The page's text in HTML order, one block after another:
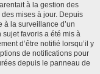
à la gestion des
mises à jour. Depuis
à la surveillance d’un
sujet favoris a été mis à
d’être notifié lorsqu’il y
de notifications pour
depuis le panneau de